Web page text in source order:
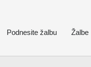
Podnesite žalbu Žalbe